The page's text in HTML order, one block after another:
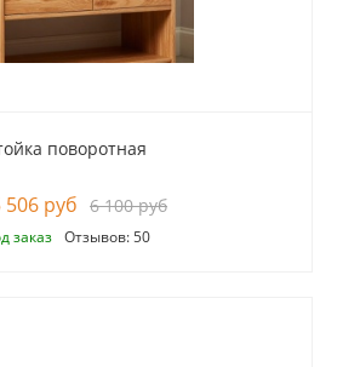
поворотная
506 руб 6 100 руб
заказ Отзывов: 50